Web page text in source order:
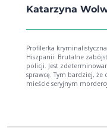
Katarzyna
Profilerka
Hiszpanii. Brutalne
policji. Jest zdeterminowana by razem z inspektorem Javierem Bardenem odkryć
sprawcę. Tym bardziej, że
mieście seryjnym
momencie. Czy uda jej się odkryć prawdę i ochronić rodzinę? Czy może ufać tym,